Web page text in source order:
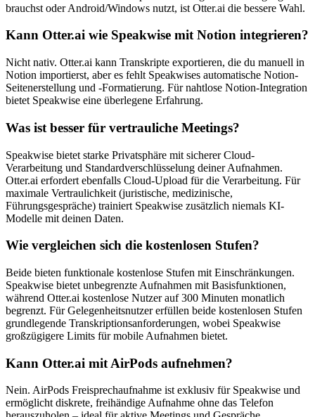
brauchst oder Android/Windows nutzt, ist Otter.ai die bessere Wahl.
Kann Otter.ai wie Speakwise mit Notion integrieren?
Nicht nativ. Otter.ai kann Transkripte exportieren, die du manuell in
Notion importierst, aber es fehlt Speakwises automatische Notion-
Seitenerstellung und -Formatierung. Für nahtlose Notion-Integration
bietet Speakwise eine überlegene Erfahrung.
Was ist besser für vertrauliche Meetings?
Speakwise bietet starke Privatsphäre mit sicherer Cloud-
Verarbeitung und Standardverschlüsselung deiner Aufnahmen.
Otter.ai erfordert ebenfalls Cloud-Upload für die Verarbeitung. Für
maximale Vertraulichkeit (juristische, medizinische,
Führungsgespräche) trainiert Speakwise zusätzlich niemals KI-
Modelle mit deinen Daten.
Wie vergleichen sich die kostenlosen Stufen?
Beide bieten funktionale kostenlose Stufen mit Einschränkungen.
Speakwise bietet unbegrenzte Aufnahmen mit Basisfunktionen,
während Otter.ai kostenlose Nutzer auf 300 Minuten monatlich
begrenzt. Für Gelegenheitsnutzer erfüllen beide kostenlosen Stufen
grundlegende Transkriptionsanforderungen, wobei Speakwise
großzügigere Limits für mobile Aufnahmen bietet.
Kann Otter.ai mit AirPods aufnehmen?
Nein. AirPods Freisprechaufnahme ist exklusiv für Speakwise und
ermöglicht diskrete, freihändige Aufnahme ohne das Telefon